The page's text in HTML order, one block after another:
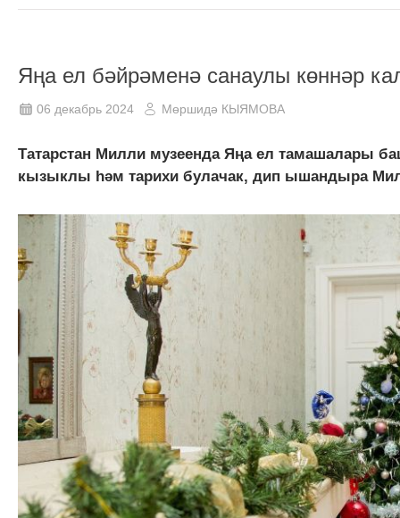
Яңа ел бәйрәменә санаулы көннәр
06 декабрь 2024 Мөршидә КЫЯМОВА
Татарстан Милли музеенда Яңа ел тамашалары
кызыклы һәм тарихи булачак, дип ышандыра